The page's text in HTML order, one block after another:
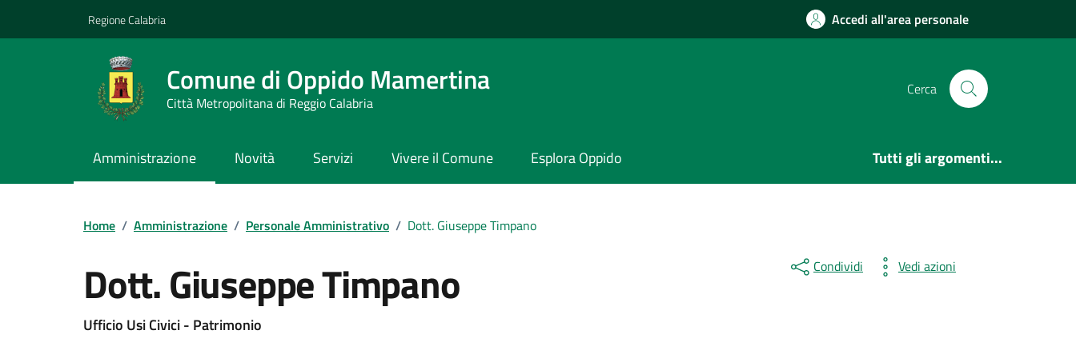
Regione Calabria Accedi all'area personale
Comune di Oppido Mamertina
Città Metropolitana di Reggio Calabria
Cerca
Amministrazione Novità Servizi Vivere il Comune Esplora Oppido Tutti gli argomenti...
Home / Amministrazione / Personale Amministrativo / Dott. Giuseppe Timpano
Dott. Giuseppe Timpano
Ufficio Usi Civici - Patrimonio
Condividi Vedi azioni